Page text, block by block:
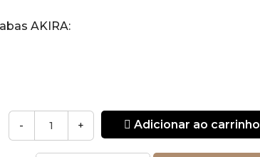
AKIRA:
- + Adicionar ao carrinho